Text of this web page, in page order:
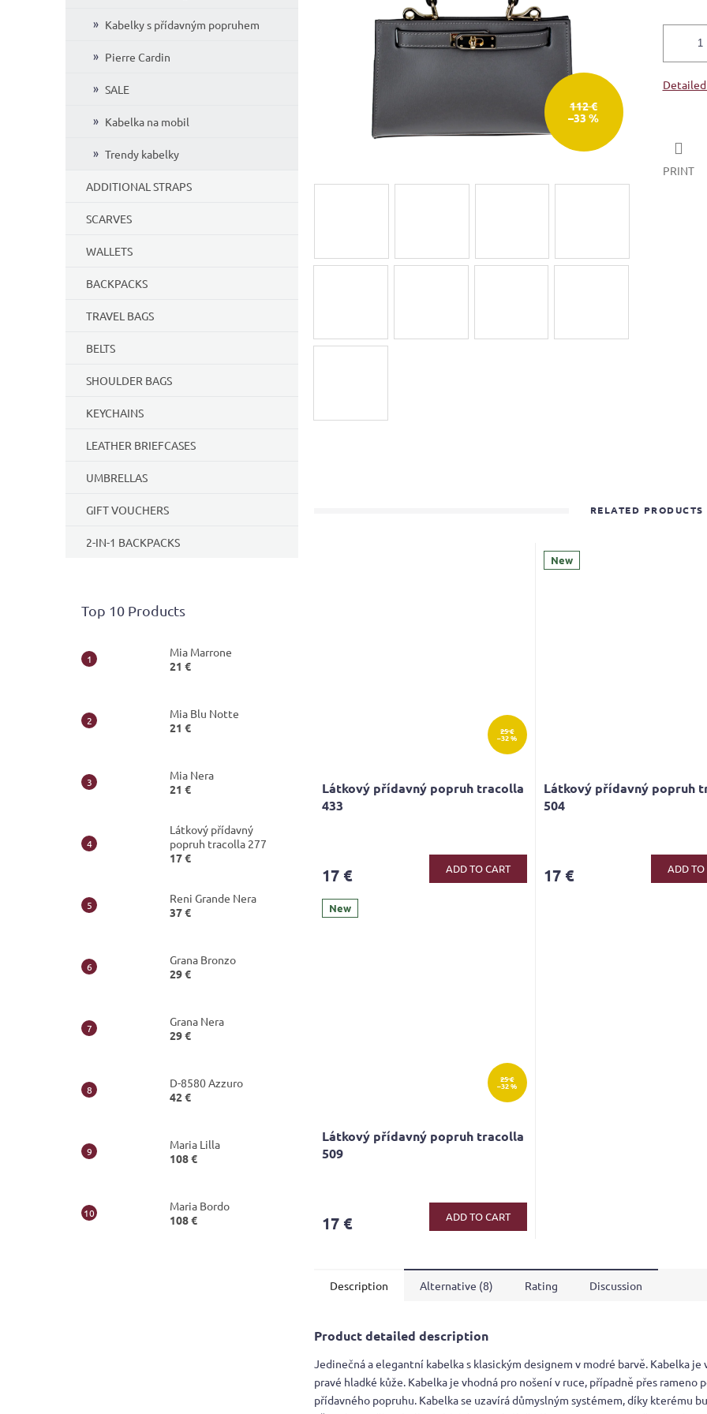
Kabelky s přídavným popruhem
Pierre Cardin
SALE
Kabelka na mobil
Trendy kabelky
ADDITIONAL STRAPS
SCARVES
WALLETS
BACKPACKS
TRAVEL BAGS
BELTS
SHOULDER BAGS
KEYCHAINS
LEATHER BRIEFCASES
UMBRELLAS
GIFT VOUCHERS
2-IN-1 BACKPACKS
Top 10 Products
Mia Marrone
21 €
Mia Blu Notte
21 €
Mia Nera
21 €
Látkový přídavný
popruh tracolla 277
17 €
Reni Grande Nera
37 €
Grana Bronzo
29 €
Grana Nera
29 €
D-8580 Azzuro
42 €
Maria Lilla
108 €
Maria Bordo
108 €
112 €
–33 %
PRINT
RELATED PRODUCTS
25 €
–32 %
Látkový přídavný popruh tracolla
433
rating
5,0
17 € ADD TO CART
New
Látkový přídavný popruh
504
17 € ADD TO
New
25 €
–32 %
Látkový přídavný popruh tracolla
509
17 € ADD TO CART
Description Alternative (8) Rating Discussion
Product detailed description
Jedinečná a elegantní kabelka s klasickým designem v modré barvě. Kabelka je
pravé hladké kůže. Kabelka je vhodná pro nošení v ruce, případně přes rameno
přídavného popruhu. Kabelka se uzavírá důmyslným systémem, díky kterému